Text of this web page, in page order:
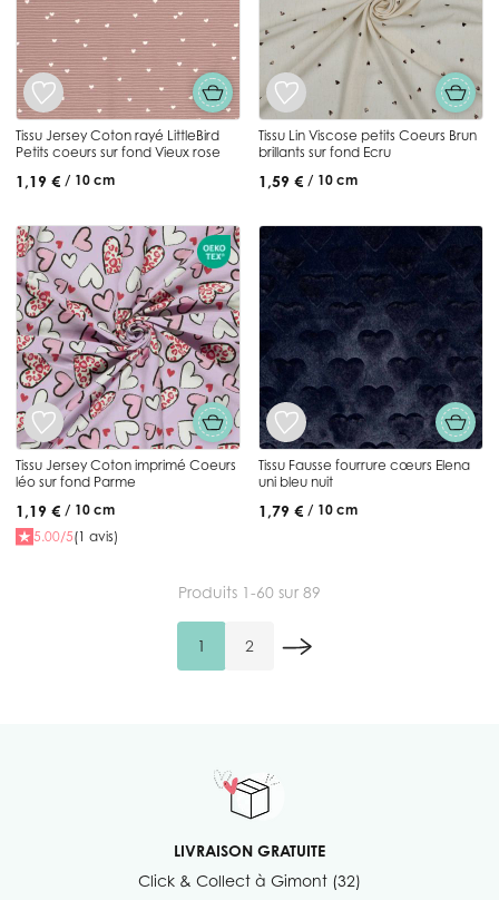
Tissu Jersey Coton rayé LittleBird
Petits coeurs sur fond Vieux rose
1,19 € / 10 cm
Tissu Lin Viscose petits Coeurs Brun
brillants sur fond Ecru
1,59 € / 10 cm
Tissu Jersey Coton imprimé Coeurs
léo sur fond Parme
1,19 € / 10 cm
5.00/5(1 avis)
Tissu Fausse fourrure cœurs Elena
uni bleu nuit
1,79 € / 10 cm
Vous lisez actuellement la page
1 Page
2
Produits 1-60 sur 89
LIVRAISON GRATUITE
Click & Collect à Gimont (32)